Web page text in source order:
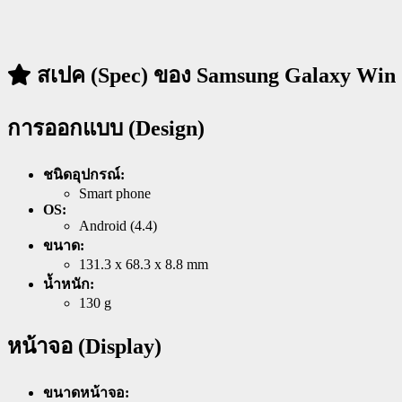
สเปค (Spec) ของ Samsung Galaxy Win
การออกแบบ (Design)
ชนิดอุปกรณ์:
Smart phone
OS:
Android (4.4)
ขนาด:
131.3 x 68.3 x 8.8 mm
น้ำหนัก:
130 g
หน้าจอ (Display)
ขนาดหน้าจอ: